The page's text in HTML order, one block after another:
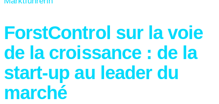
ForstControl sur la voie
de la croissance : de la
start-up au leader du
marché